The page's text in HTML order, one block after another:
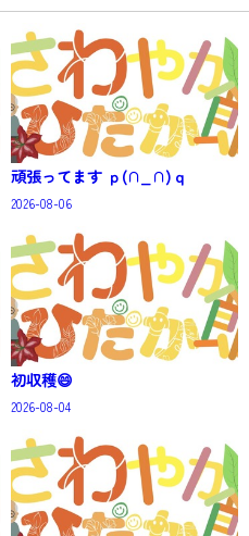
頑張ってます ｐ(∩_∩)ｑ
2026-08-06
初収穫😄
2026-08-04